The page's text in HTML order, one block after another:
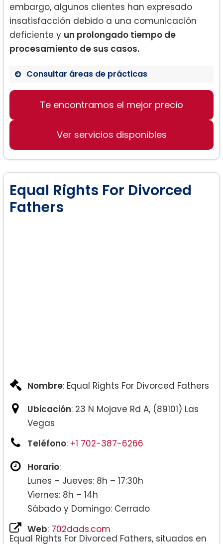
embargo, algunos clientes han expresado
insatisfacción debido a una comunicación
deficiente y un prolongado tiempo de
procesamiento de sus casos.
Consultar áreas de prácticas
Derecho de divorcio
Asilo y migración
Te encontramos el mejor precio
Ver servicios disponibles
Equal Rights For Divorced
Fathers
Nombre: Equal Rights For Divorced Fathers
Ubicación: 23 N Mojave Rd A, (89101) Las
Vegas
Teléfono: +1 702-387-6266
Horario:
Lunes – Jueves: 8h – 17:30h
Viernes: 8h – 14h
Sábado y Domingo: Cerrado
Web: 702dads.com
Equal Rights For Divorced Fathers, situados en